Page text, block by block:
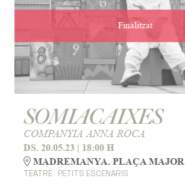
Finalitzat
SOMIACAIXES
COMPANYIA ANNA ROCA
DS. 20.05.23 | 18:00 H
MADREMANYA. PLAÇA MAJOR
TEATRE PETITS ESCENARIS